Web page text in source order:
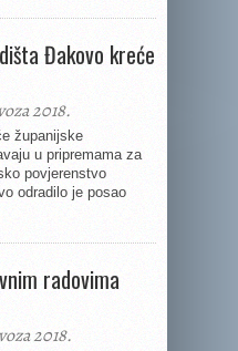
Đakovo kreće
2018.
županijske
u pripremama za
povjerenstvo
odradilo je posao
radovima
2018.